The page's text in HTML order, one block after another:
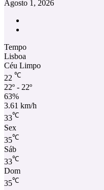
Agosto 1, 2026
Tempo
Lisboa
Céu Limpo
22 ℃
22º - 22º
63%
3.61 km/h
33℃
Sex
35℃
Sáb
33℃
Dom
35℃